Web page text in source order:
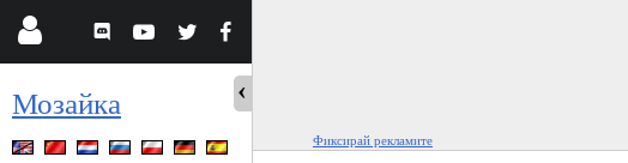
Мозайка
Фиксирай рекламите